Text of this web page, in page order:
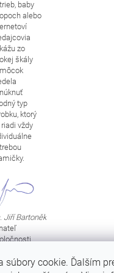
súbory cookie. Ďalším
baby
alebo
zo
škály
typ
ktorý
vždy
Jiří Bartoněk